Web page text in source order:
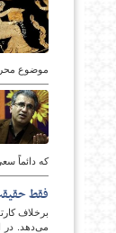
موضوع
که دائماً
فقط
برخلاف
می‌دهد. در